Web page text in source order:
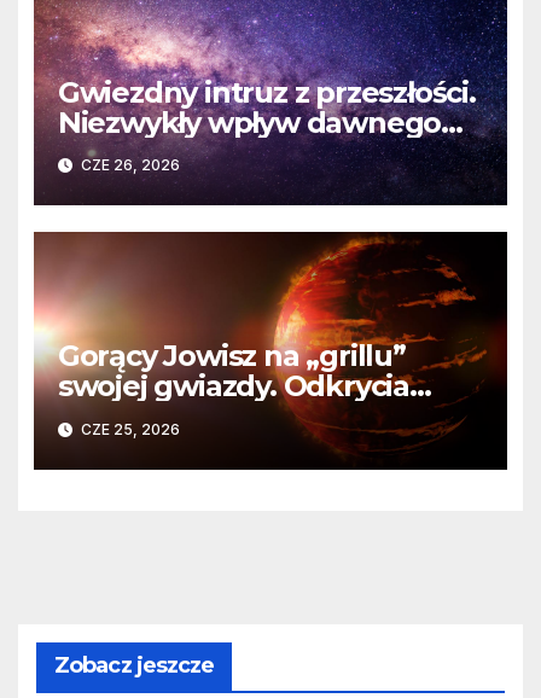
Gwiezdny intruz z przeszłości.
Niezwykły wpływ dawnego
spotkania na komety Układu
Słonecznego
CZE 26, 2026
Gorący Jowisz na „grillu”
swojej gwiazdy. Odkrycia
Teleskopu Webba o HD
80606 b
CZE 25, 2026
Zobacz jeszcze